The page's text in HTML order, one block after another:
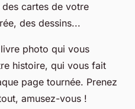
cartes de votre
des dessins...
photo qui vous
histoire, qui vous fait
page tournée. Prenez
amusez-vous !